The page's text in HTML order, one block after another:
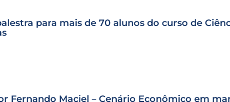
para mais de 70 alunos do curso de
Fernando Maciel – Cenário Econômico em